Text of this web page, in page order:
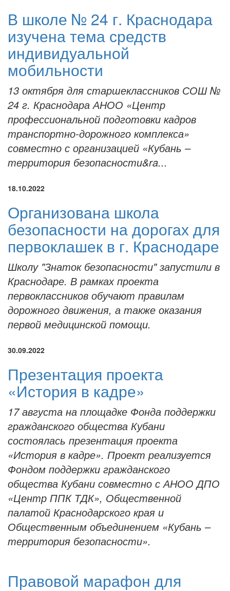
В школе № 24 г. Краснодара
изучена тема средств
индивидуальной
мобильности
13 октября для старшеклассников СОШ №
24 г. Краснодара АНОО «Центр
профессиональной подготовки кадров
транспортно-дорожного комплекса»
совместно с организацией «Кубань –
территория безопасности&ra...
18.10.2022
Организована школа
безопасности на дорогах для
первоклашек в г. Краснодаре
Школу "Знаток безопасности" запустили в
Краснодаре. В рамках проекта
первоклассников обучают правилам
дорожного движения, а также оказания
первой медицинской помощи.
30.09.2022
Презентация проекта
«История в кадре»
17 августа на площадке Фонда поддержки
гражданского общества Кубани
состоялась презентация проекта
«История в кадре». Проект реализуется
Фондом поддержки гражданского
общества Кубани совместно с АНОО ДПО
«Центр ППК ТДК», Общественной
палатой Краснодарского края и
Общественным объединением «Кубань –
территория безопасности».
Правовой марафон для